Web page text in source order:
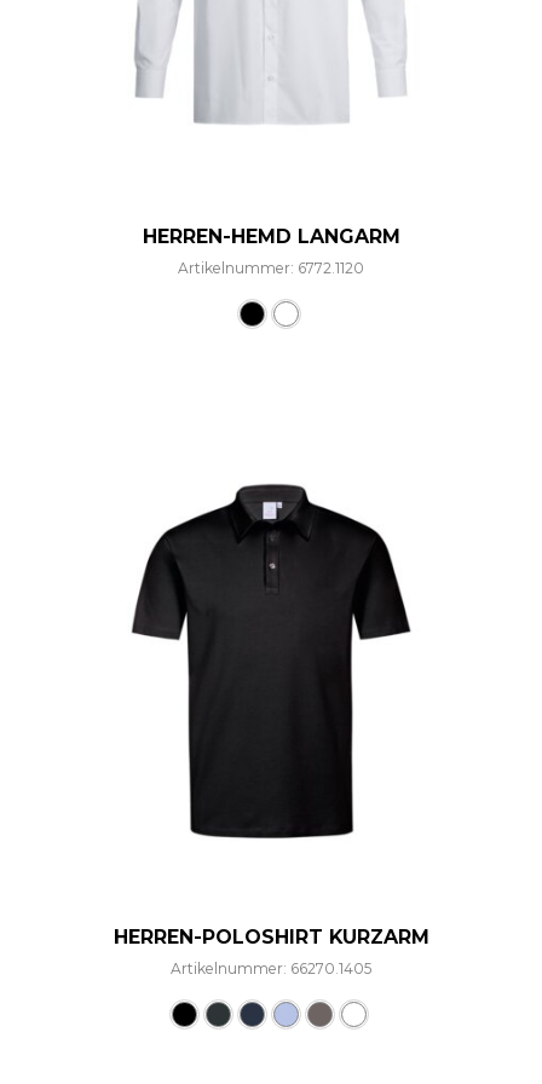
HERREN-HEMD LANGARM
Artikelnummer: 6772.1120
HERREN-POLOSHIRT KURZARM
Artikelnummer: 66270.1405